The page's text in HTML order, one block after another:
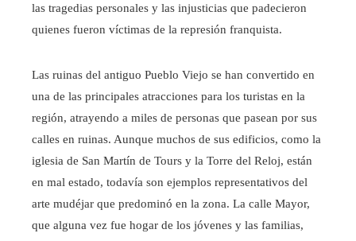
las tragedias personales y las injusticias que padecieron
quienes fueron víctimas de la represión franquista.
Las ruinas del antiguo Pueblo Viejo se han convertido en
una de las principales atracciones para los turistas en la
región, atrayendo a miles de personas que pasean por sus
calles en ruinas. Aunque muchos de sus edificios, como la
iglesia de San Martín de Tours y la Torre del Reloj, están
en mal estado, todavía son ejemplos representativos del
arte mudéjar que predominó en la zona. La calle Mayor,
que alguna vez fue hogar de los jóvenes y las familias,